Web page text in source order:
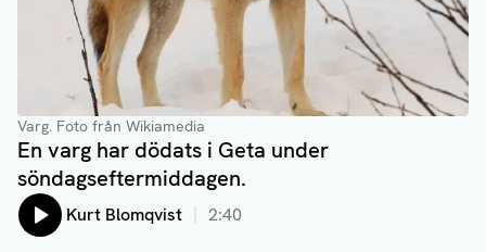
Varg. Foto från Wikiamedia
En varg har dödats i Geta under
söndagseftermiddagen.
Lyssna på:
Kurt Blomqvist 2:40